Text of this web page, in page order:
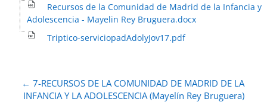
Recursos de la Comunidad de Madrid de la Infancia y
Adolescencia - Mayelin Rey Bruguera.docx
Triptico-serviciopadAdolyJov17.pdf
← 7-RECURSOS DE LA COMUNIDAD DE MADRID DE LA
INFANCIA Y LA ADOLESCENCIA (Mayelín Rey Bruguera)